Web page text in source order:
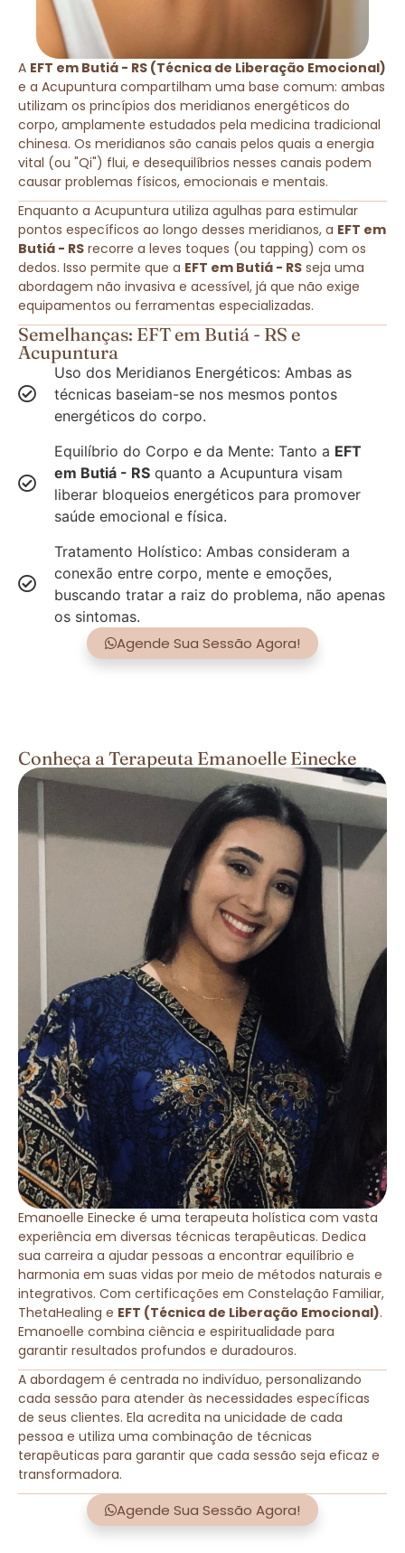
A EFT em Butiá - RS (Técnica de Liberação Emocional)
e a Acupuntura compartilham uma base comum: ambas
utilizam os princípios dos meridianos energéticos do
corpo, amplamente estudados pela medicina tradicional
chinesa. Os meridianos são canais pelos quais a energia
vital (ou "Qi") flui, e desequilíbrios nesses canais podem
causar problemas físicos, emocionais e mentais.
Enquanto a Acupuntura utiliza agulhas para estimular
pontos específicos ao longo desses meridianos, a EFT em
Butiá - RS recorre a leves toques (ou tapping) com os
dedos. Isso permite que a EFT em Butiá - RS seja uma
abordagem não invasiva e acessível, já que não exige
equipamentos ou ferramentas especializadas.
Semelhanças: EFT em Butiá - RS e
Acupuntura
Uso dos Meridianos Energéticos: Ambas as
técnicas baseiam-se nos mesmos pontos
energéticos do corpo.
Equilíbrio do Corpo e da Mente: Tanto a EFT
em Butiá - RS quanto a Acupuntura visam
liberar bloqueios energéticos para promover
saúde emocional e física.
Tratamento Holístico: Ambas consideram a
conexão entre corpo, mente e emoções,
buscando tratar a raiz do problema, não apenas
os sintomas.
Agende Sua Sessão Agora!
Conheça a Terapeuta Emanoelle Einecke
Emanoelle Einecke é uma terapeuta holística com vasta
experiência em diversas técnicas terapêuticas. Dedica
sua carreira a ajudar pessoas a encontrar equilíbrio e
harmonia em suas vidas por meio de métodos naturais e
integrativos. Com certificações em Constelação Familiar,
ThetaHealing e EFT (Técnica de Liberação Emocional).
Emanoelle combina ciência e espiritualidade para
garantir resultados profundos e duradouros.
A abordagem é centrada no indivíduo, personalizando
cada sessão para atender às necessidades específicas
de seus clientes. Ela acredita na unicidade de cada
pessoa e utiliza uma combinação de técnicas
terapêuticas para garantir que cada sessão seja eficaz e
transformadora.
Agende Sua Sessão Agora!